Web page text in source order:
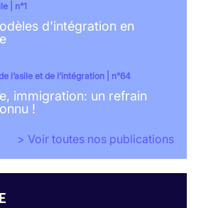
| n°1
d'intégration en
l’asile et de l’intégration | n°64
immigration: un refrain
!
> Voir toutes nos publications